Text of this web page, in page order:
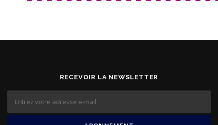
RECEVOIR LA NEWSLETTER